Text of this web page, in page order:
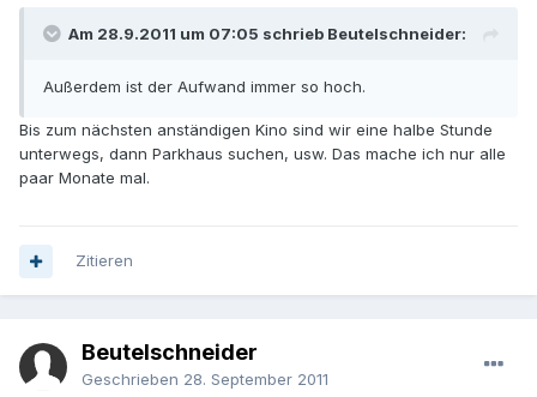
Am 28.9.2011 um 07:05 schrieb Beutelschneider:
Außerdem ist der Aufwand immer so hoch.
Bis zum nächsten anständigen Kino sind wir eine halbe Stunde
unterwegs, dann Parkhaus suchen, usw. Das mache ich nur alle
paar Monate mal.
Zitieren
Beutelschneider
Geschrieben 28. September 2011